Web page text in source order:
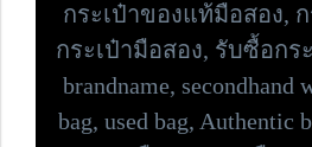
กระเป๋าของแท้มือสอง,
กระเป๋ามือสอง, รับซื้อกร
brandname, secondhand
bag, used bag, Authentic